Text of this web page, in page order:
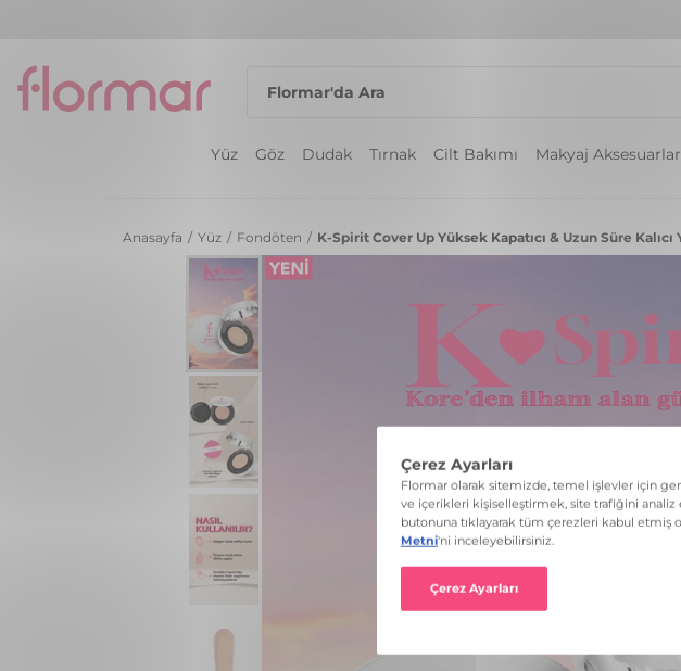
Yüz Göz Dudak Tırnak Cilt Bakımı Makyaj
Anasayfa / Yüz / Fondöten / K-Spirit Cover Up Yüksek Kapatıcı & Uzun Süre